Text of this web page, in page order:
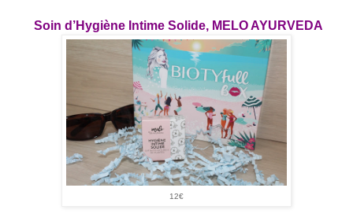
Soin d’Hygiène Intime Solide, MELO AYURVEDA
12€